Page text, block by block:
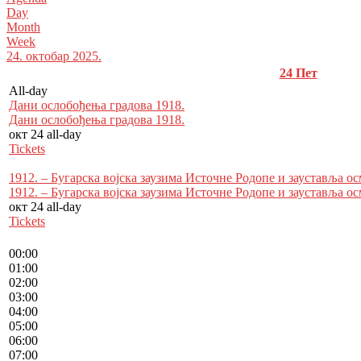
Day
Month
Week
24. октобар 2025.
24 Пет
All-day
Дани ослобођења градова 1918.
Дани ослобођења градова 1918.
окт 24 all-day
Tickets
1912. – Бугарска војска заузима Источне Родопе и зауставља
1912. – Бугарска војска заузима Источне Родопе и зауставља
окт 24 all-day
Tickets
00:00
01:00
02:00
03:00
04:00
05:00
06:00
07:00